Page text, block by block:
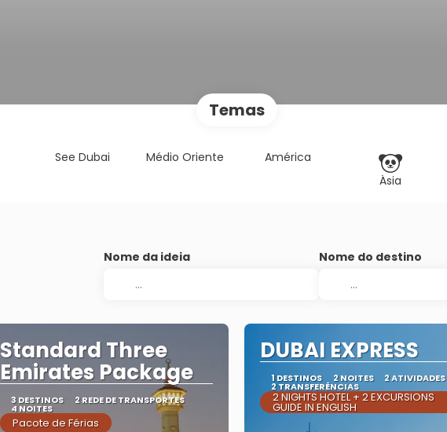
Temas
See Dubai Médio Oriente
América
Ásia
Nome da ideia Nome do destino
Standard Three
Emirates Package
3 DESTINOS 2 REDE DE TRANSPORTES
4 NOITES
Pacote de Férias
DUBAI EXPRESS
1 DESTINOS 2 NOITES 2 ATIVIDADES
2 TRANSFERÊNCIAS
2 NIGHTS HOTEL + 2 EXCURSIONS
GUIDE IN ENGLISH